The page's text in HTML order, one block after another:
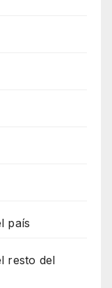
país
resto del